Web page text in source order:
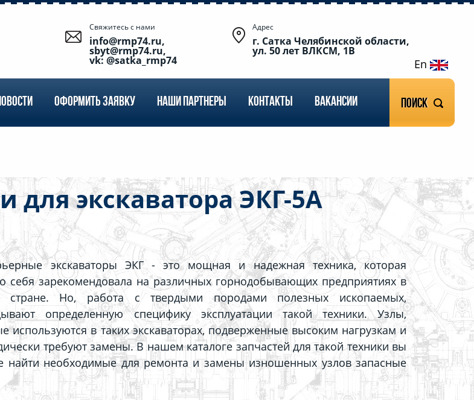
Свяжитесь с нами
info@rmp74.ru,
sbyt@rmp74.ru,
vk: @satka_rmp74
Адрес
г. Сатка Челябинской области,
ул. 50 лет ВЛКСМ, 1В
En
ОФОРМИТЬ ЗАЯВКУ НАШИ ПАРТНЕРЫ КОНТАКТЫ ВАКАНСИИ Поиск
для экскаватора ЭКГ-5А
экскаваторы ЭКГ - это мощная и надежная техника, которая
себя зарекомендовала на различных горнодобывающих предприятиях в
стране. Но, работа с твердыми породами полезных ископаемых,
определенную специфику эксплуатации такой техники. Узлы,
используются в таких экскаваторах, подверженные высоким нагрузкам и
требуют замены. В нашем каталоге запчастей для такой техники вы
найти необходимые для ремонта и замены изношенных узлов запасные